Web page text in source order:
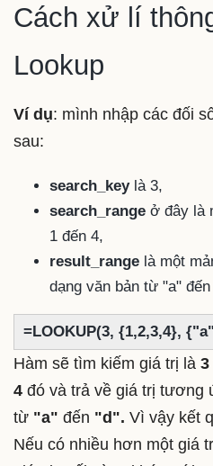
Cách xử lí
Lookup
Ví dụ: mình nhập các đối
sau:
search_keylà 3,
search_range ở đây là
1 đến 4,
result_range là một
dạng văn bản từ "a"
=LOOKUP(3, {1,2,3,4},
Hàm sẽ tìm kiếm giá trị là 3
4 đó và trả về giá trị tương
từ "a" đến "d". Vì vậy kết
Nếu có nhiều hơn một giá